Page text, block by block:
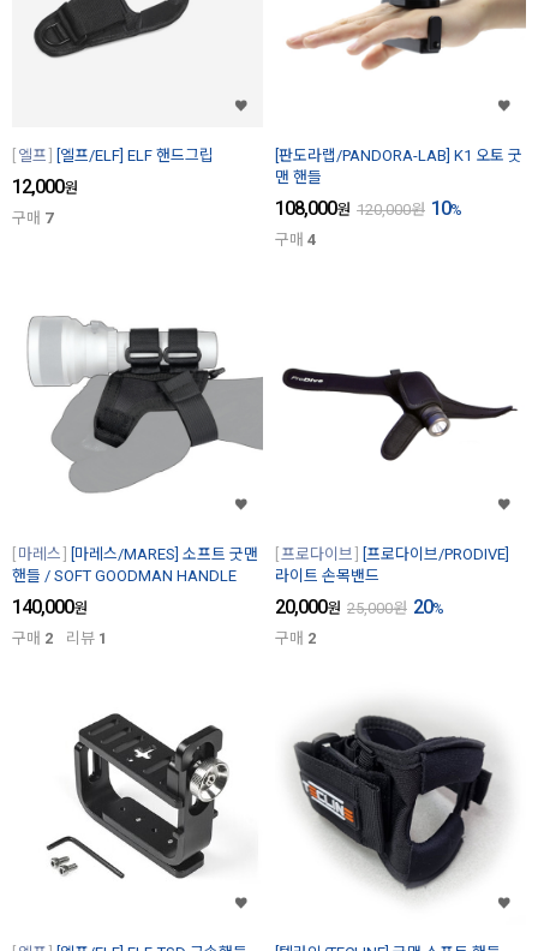
엘프 [엘프/ELF] ELF 핸드그립
12,000원
구매 7
[판도라랩/PANDORA-LAB] K1 오토 굿
맨 핸들
108,000원 120,000원 10%
구매 4
마레스
[마레스/MARES] 소프트 굿맨
핸들 / SOFT GOODMAN HANDLE
140,000원
구매 2 리뷰 1
프로다이브
[프로다이브/PRODIVE]
라이트 손목밴드
20,000원 25,000원 20%
구매 2